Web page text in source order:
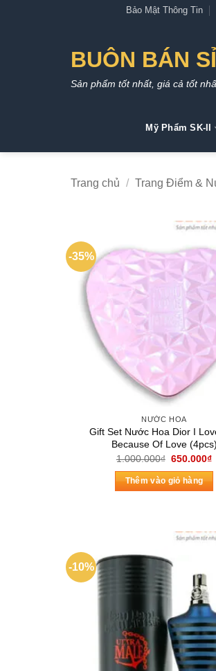
Bảo Mật Thông Tin
BUÔN BÁN SỈ
Sản phẩm tốt nhất, giá cả tốt
Mỹ Phẩm SK-II
Trang chủ / Trang Điểm &
-35%
NƯỚC HOA
Gift Set Nước Hoa Dior I
Because Of Love (4pcs)
1.000.000₫ Giá
là:
650.000₫
Thêm vào giỏ hàng
-10%